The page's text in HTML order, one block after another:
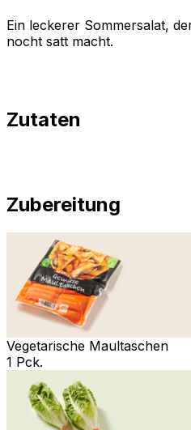
Ein leckerer Sommersalat,
nocht satt macht.
Zutaten
Zubereitung
Vegetarische Maultaschen
1 Pck.